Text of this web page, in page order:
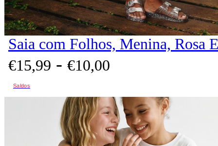
Saia com Folhos, Menina, Rosa
€15,99 - €10,00
Saldos